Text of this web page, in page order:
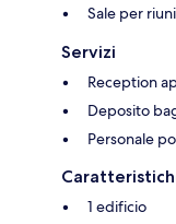
Sale per
Servizi
Reception
Deposito
Personale
1 edificio